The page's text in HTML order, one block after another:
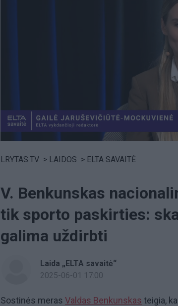
LRYTAS.TV > LAIDOS > ELTA SAVAITĖ
V. Benkunskas
tik sporto paskirties:
galima uždirbti
Laida „ELTA savaitė“
2025-06-01 17:00
Sostinės meras Valdas Benkunskas teigia,